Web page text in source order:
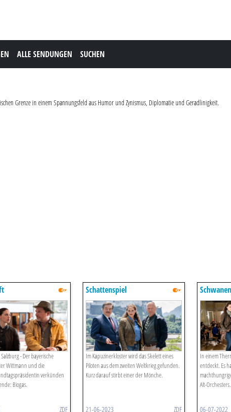
ALLE SENDUNGEN SUCHEN
Grenze in einem Spannungsfeld aus Humor und Zynismus, Diplomatie und Geradlinigkeit.
- Der bayerische
Wittmann und die
verkünden
Biogas.
ZDF
Schattenspiel
Im Kapuzinerkloster wird das Skelett eines
Piloten aus dem zweiten Weltkrieg gefunden.
Kurz darauf stirbt einer der Mönche.
21-06-2023 ZDF
In einem
entdeckt. Es
Alt-Orchesters.
06-07-2022